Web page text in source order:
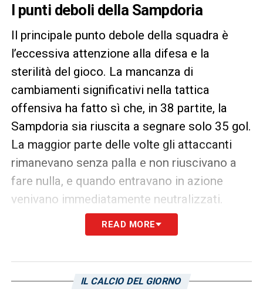
I punti deboli della Sampdoria
Il principale punto debole della squadra è
l’eccessiva attenzione alla difesa e la
sterilità del gioco. La mancanza di
cambiamenti significativi nella tattica
offensiva ha fatto sì che, in 38 partite, la
Sampdoria sia riuscita a segnare solo 35 gol.
La maggior parte delle volte gli attaccanti
rimanevano senza palla e non riuscivano a
fare nulla, e quando entravano in azione
venivano immediatamente neutralizzati.
Ai rivali bastava marcare Baraka o Koda per
Sampdoria, obbligando la formazione
avversaria a passare inutilmente la palla da
READ MORE
IL CALCIO DEL GIORNO